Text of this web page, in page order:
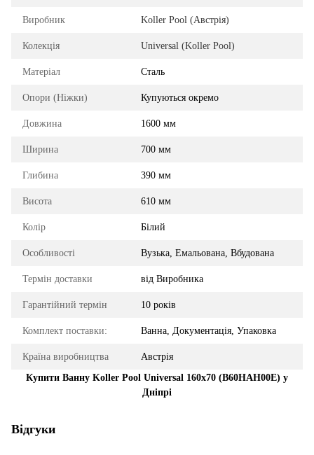
Виробник Koller Pool (Австрія)
Колекція Universal (Koller Pool)
Матеріал Сталь
Опори (Ніжки) Купуються окремо
Довжина 1600 мм
Ширина 700 мм
Глибина 390 мм
Висота 610 мм
Колір Білий
Особливості Вузька, Емальована, Вбудована
Термін доставки від Виробника
Гарантійний термін 10 років
Комплект поставки: Ванна, Документація, Упаковка
Країна виробництва
Австрія
Купити Ванну Koller Pool Universal 160x70 (B60HAH00E) у
Дніпрі
Відгуки